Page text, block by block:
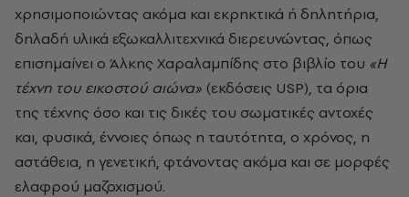
χρησιμοποιώντας ακόμα και εκρηκτικά ή δηλητήρια,
δηλαδή υλικά εξωκαλλιτεχνικά διερευνώντας, όπως
επισημαίνει ο Άλκης Χαραλαμπίδης στο βιβλίο του «Η
τέχνη του εικοστού αιώνα» (εκδόσεις USP), τα όρια
της τέχνης όσο και τις δικές του σωματικές αντοχές
και, φυσικά, έννοιες όπως η ταυτότητα, ο χρόνος, η
αστάθεια, η γενετική, φτάνοντας ακόμα και σε μορφές
ελαφρού μαζοχισμού.